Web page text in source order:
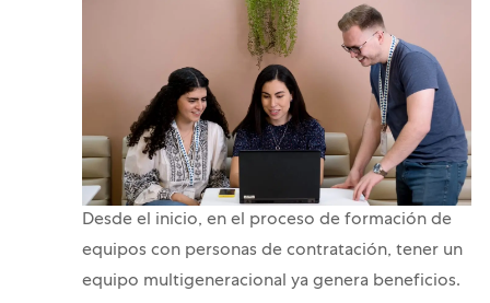
Desde el inicio, en el proceso de formación de
equipos con personas de contratación, tener un
equipo multigeneracional ya genera beneficios.